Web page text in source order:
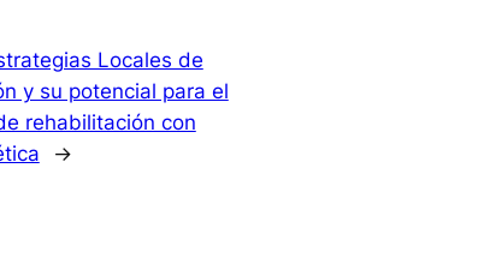
Locales de
y su potencial para el
rehabilitación con
→